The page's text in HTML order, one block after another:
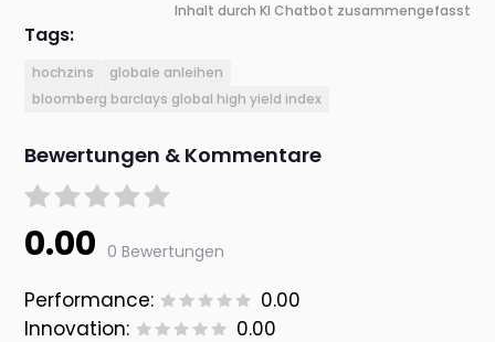
Inhalt durch KI Chatbot zusammengefasst
Tags:
hochzins
globale anleihen
bloomberg barclays global high yield index
Bewertungen & Kommentare
0.00 0 Bewertungen
Performance:
0.00
Innovation:
0.00